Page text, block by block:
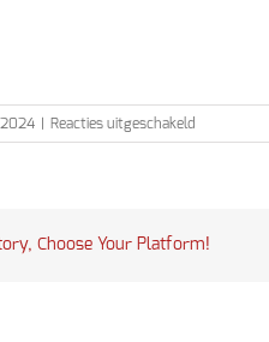
Reacties uitgeschakeld
Kermisinzet
Choose Your Platform!